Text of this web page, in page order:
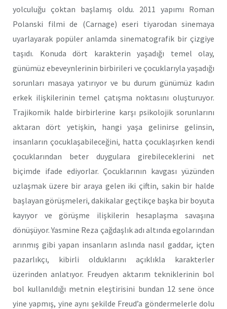
yolculuğu çoktan başlamış oldu. 2011 yapımı Roman
Polanski filmi de (Carnage) eseri tiyarodan sinemaya
uyarlayarak popüler anlamda sinematografik bir çizgiye
taşıdı. Konuda dört karakterin yaşadığı temel olay,
günümüz ebeveynlerinin birbirileri ve çocuklarıyla yaşadığı
sorunları masaya yatırıyor ve bu durum günümüz kadın
erkek ilişkilerinin temel çatışma noktasını oluşturuyor.
Trajikomik halde birbirlerine karşı psikolojik sorunlarını
aktaran dört yetişkin, hangi yaşa gelinirse gelinsin,
insanların çocuklaşabileceğini, hatta çocuklaşırken kendi
çocuklarından beter duygulara girebileceklerini net
biçimde ifade ediyorlar. Çocuklarının kavgası yüzünden
uzlaşmak üzere bir araya gelen iki çiftin, sakin bir halde
başlayan görüşmeleri, dakikalar geçtikçe başka bir boyuta
kayıyor ve görüşme ilişkilerin hesaplaşma savaşına
dönüşüyor. Yasmine Reza çağdaşlık adı altında egolarından
arınmış gibi yapan insanların aslında nasıl gaddar, içten
pazarlıkçı, kibirli olduklarını açıklıkla karakterler
üzerinden anlatıyor. Freudyen aktarım tekniklerinin bol
bol kullanıldığı metnin eleştirisini bundan 12 sene önce
yine yapmış, yine aynı şekilde Freud’a göndermelerle dolu